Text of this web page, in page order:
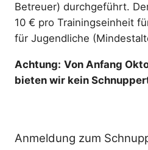
Betreuer) durchgeführt.
10 € pro Trainingseinheit
für Jugendliche
Achtung: Von Anfang
bieten wir kein
Anmeldung zum